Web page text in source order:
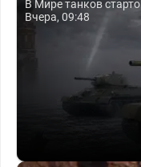
В Мире танков
Вчера, 09:48